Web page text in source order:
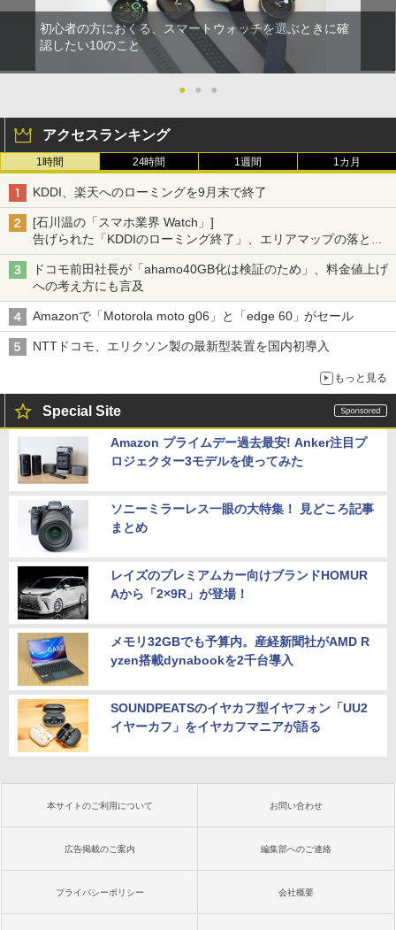
初心者の方におくる、スマートウォッチを選ぶときに確
認したい10のこと
● ● ●
アクセスランキング
1時間 24時間 1週間 1カ月
KDDI、楽天へのローミングを9月末で終了
[石川温の「スマホ業界 Watch」]
告げられた「KDDIのローミング終了」、エリアマップの落とし
穴と楽天モバイルの課題
ドコモ前田社長が「ahamo40GB化は検証のため」、料金値上げ
への考え方にも言及
Amazonで「Motorola moto g06」と「edge 60」がセール
NTTドコモ、エリクソン製の最新型装置を国内初導入
もっと見る
Special Site
Amazon プライムデー過去最安! Anker注目プ
ロジェクター3モデルを使ってみた
ソニーミラーレス一眼の大特集！ 見どころ記事
まとめ
レイズのプレミアムカー向けブランドHOMUR
Aから「2×9R」が登場！
メモリ32GBでも予算内。産経新聞社がAMD R
yzen搭載dynabookを2千台導入
SOUNDPEATSのイヤカフ型イヤフォン「UU2
イヤーカフ」をイヤカフマニアが語る
本サイトのご利用について お問い合わせ
広告掲載のご案内 編集部へのご連絡
プライバシーポリシー 会社概要